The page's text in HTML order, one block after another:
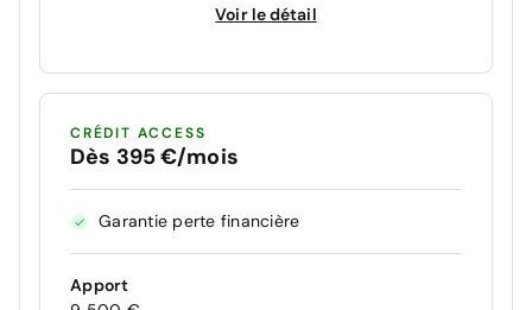
Voir le détail
CRÉDIT ACCESS
Dès 395 €/mois
Garantie perte financière
Apport